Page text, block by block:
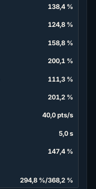
138,4 %
124,8 %
158,8 %
200,1 %
111,3 %
201,2 %
40,0 pts/s
5,0 s
147,4 %
294,8 %/368,2 %